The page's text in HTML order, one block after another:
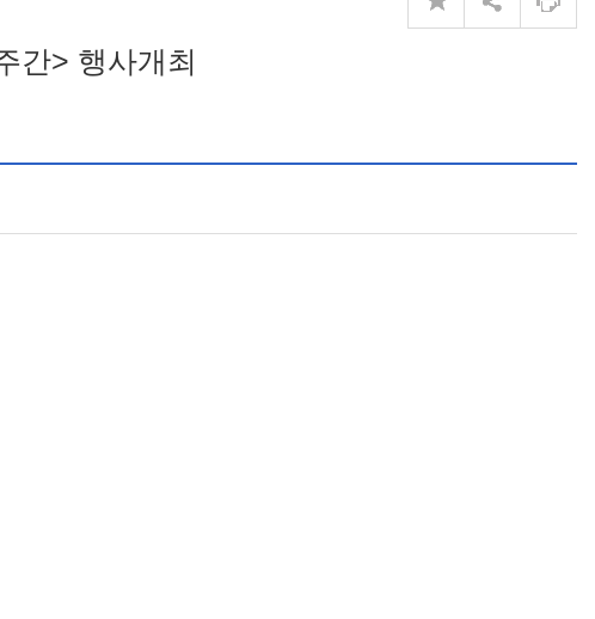
간> 행사개최